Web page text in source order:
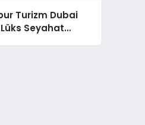
Turizm Dubai
Seyahat